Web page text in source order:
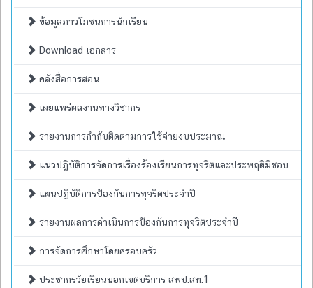
ข้อมูลภาวโภชนการนักเรียน
Download เอกสาร
คลังสื่อการสอน
เผยแพร่ผลงานทางวิชากร
รายงานการกำกับติดตามการใช้จ่ายงบประมาณ
แนวปฏิบัติการจัดการเรื่องร้องเรียนการทุจริตและประพฤติมิชอบ
แผนปฏิบัติการป้องกันการทุจริตประจำปี
รายงานผลการดำเนินการป้องกันการทุจริตประจำปี
การจัดการศึกษาโดยครอบครัว
ประชากรวัยเรียนนอกเขตบริการ สพป.สท.1